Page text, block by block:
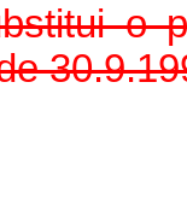
o